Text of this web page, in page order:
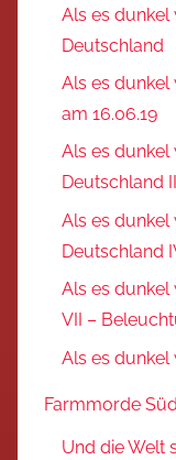
Als es dunkel
Deutschland
Als es dunkel
am 16.06.19
Als es dunkel
Deutschland III
Als es dunkel
Deutschland
Als es dunkel
VII –
Als es
Farmmorde
Und die Welt